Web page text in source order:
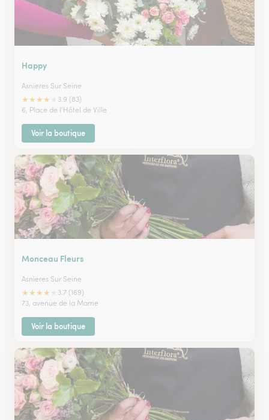
Happy
Asnieres Sur Seine
★★★★
3.9 (83)
6, Place de l'Hôtel de Ville
Voir la boutique
Monceau Fleurs
Asnieres Sur Seine
★★★★
3.7 (169)
73, avenue de la Marne
Voir la boutique